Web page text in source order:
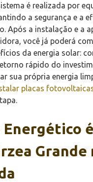
é realizada por
a segurança e a
Após a instalação e a
você já poderá
da energia solar:
rápido do
sua própria energia
placas
Energético é
Grande